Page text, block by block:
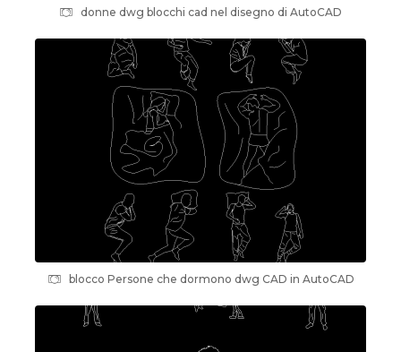
donne dwg blocchi cad nel disegno di AutoCAD
blocco Persone che dormono dwg CAD in AutoCAD